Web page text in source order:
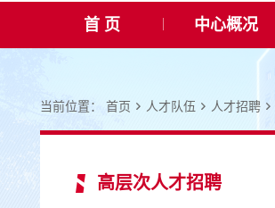
首 页 中心概况
当前位置： 首页 人才队伍 人才招聘
高层次人才招聘